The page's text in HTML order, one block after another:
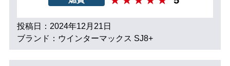
投稿日：2024年12月21日
ブランド：ウインターマックス SJ8+